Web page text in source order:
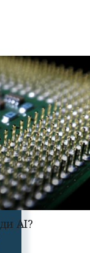
AI?